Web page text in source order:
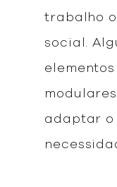
trabalho
social.
adaptar o